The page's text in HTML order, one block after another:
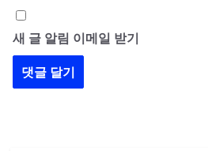
새 글 알림 이메일 받기